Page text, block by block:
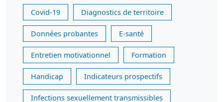
Covid-19 Diagnostics de territoire
Données probantes E-santé
Entretien motivationnel Formation
Handicap Indicateurs prospectifs
Infections sexuellement transmissibles